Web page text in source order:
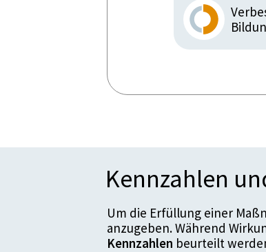
Kennzahlen
Um die Erfüllung einer
anzugeben. Während
Kennzahlen beurteilt